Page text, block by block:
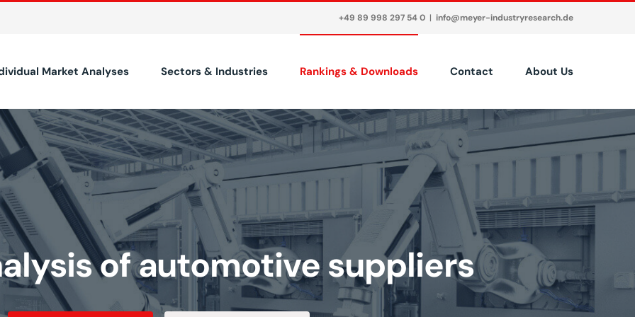
+49 89 998 297 54 0 | info@meyer-industryresearch.de
Market Analyses Sectors & Industries Rankings & Downloads Contact About Us
of automotive suppliers